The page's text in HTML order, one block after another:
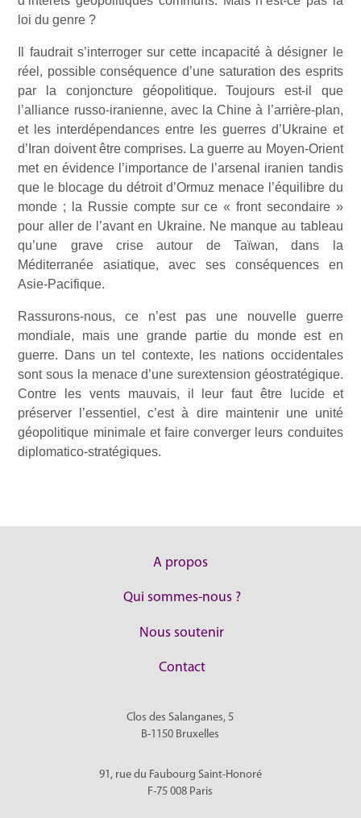
loi du genre ?
Il faudrait s’interroger sur cette incapacité à désigner le
réel, possible conséquence d’une saturation des esprits
par la conjoncture géopolitique. Toujours est-il que
l’alliance russo-iranienne, avec la Chine à l’arrière-plan,
et les interdépendances entre les guerres d’Ukraine et
d’Iran doivent être comprises. La guerre au Moyen-Orient
met en évidence l’importance de l’arsenal iranien tandis
que le blocage du détroit d’Ormuz menace l’équilibre du
monde ; la Russie compte sur ce « front secondaire »
pour aller de l’avant en Ukraine. Ne manque au tableau
qu’une grave crise autour de Taïwan, dans la
Méditerranée asiatique, avec ses conséquences en
Asie-Pacifique.
Rassurons-nous, ce n’est pas une nouvelle guerre
mondiale, mais une grande partie du monde est en
guerre. Dans un tel contexte, les nations occidentales
sont sous la menace d’une surextension géostratégique.
Contre les vents mauvais, il leur faut être lucide et
préserver l’essentiel, c’est à dire maintenir une unité
géopolitique minimale et faire converger leurs conduites
diplomatico-stratégiques.
A propos
Qui sommes-nous ?
Nous soutenir
Contact
Clos des Salanganes, 5
B-1150 Bruxelles
91, rue du Faubourg Saint-Honoré
F-75 008 Paris